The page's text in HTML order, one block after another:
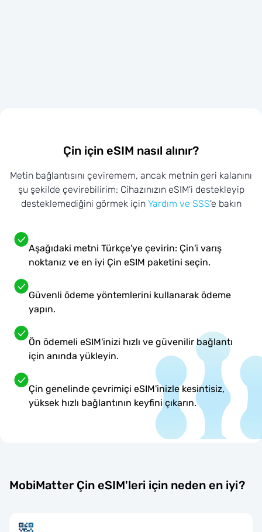
Çin için eSIM nasıl alınır?
Metin bağlantısını çeviremem, ancak metnin geri kalanını
şu şekilde çevirebilirim: Cihazınızın eSIM'i destekleyip
desteklemediğini görmek için Yardım ve SSS'e bakın
Aşağıdaki metni Türkçe'ye çevirin: Çin'i varış
noktanız ve en iyi Çin eSIM paketini seçin.
Güvenli ödeme yöntemlerini kullanarak ödeme
yapın.
Ön ödemeli eSIM'inizi hızlı ve güvenilir bağlantı
için anında yükleyin.
Çin genelinde çevrimiçi eSIM'inizle kesintisiz,
yüksek hızlı bağlantının keyfini çıkarın.
MobiMatter Çin eSIM'leri için neden en iyi?